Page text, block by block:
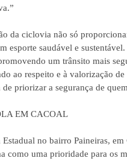
da ciclovia não só
esporte saudável e
um trânsito mais
ao respeito e à valorização
priorizar a segurança de
EM CACOAL
no bairro Paineiras,
como uma prioridade para os